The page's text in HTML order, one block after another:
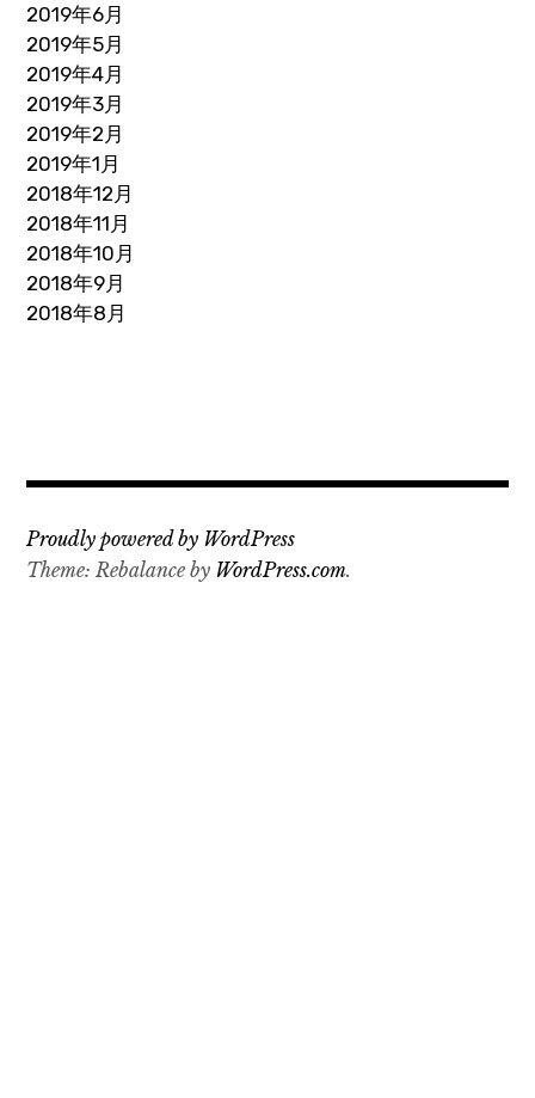
2019年6月
2019年5月
2019年4月
2019年3月
2019年2月
2019年1月
2018年12月
2018年11月
2018年10月
2018年9月
2018年8月
Proudly powered by WordPress
Theme: Rebalance by WordPress.com.